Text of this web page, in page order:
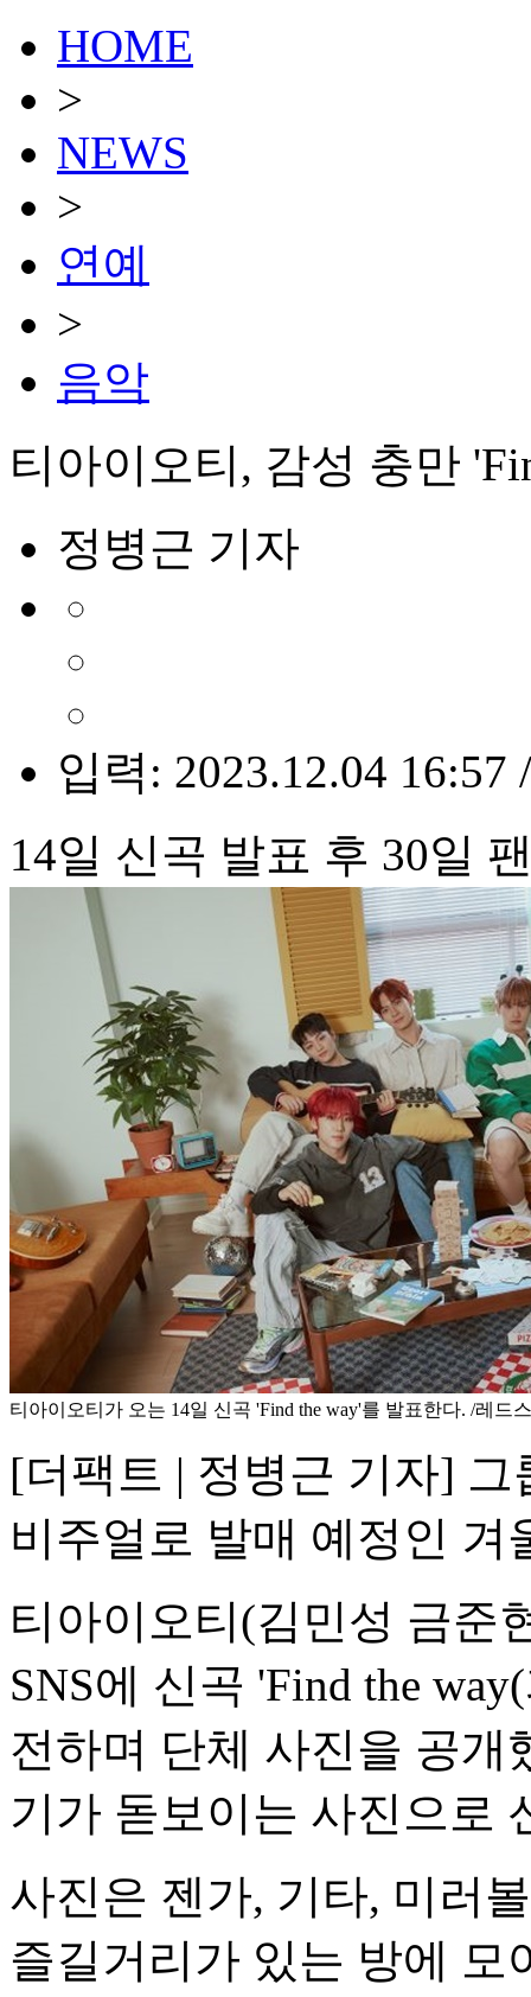
HOME
>
NEWS
>
연예
>
음악
티아이오티, 감성 충만
정병근 기자
입력: 2023.12.04 16:57
14일 신곡 발표 후 30일
티아이오티가 오는 14일 신곡 'Find the way'를 발표한다. /레드
[더팩트 | 정병근 기자]
비주얼로 발매 예정인 겨
티아이오티(김민성 금준
SNS에 신곡 'Find the
전하며 단체 사진을 공개
기가 돋보이는 사진으로
사진은 젠가, 기타, 미러
즐길거리가 있는 방에 모